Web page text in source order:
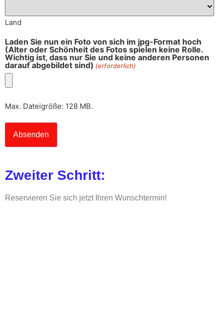
Land
Laden Sie nun ein Foto von sich im jpg-Format hoch
(Alter oder Schönheit des Fotos spielen keine Rolle.
Wichtig ist, dass nur Sie und keine anderen Personen
darauf abgebildet sind) (erforderlich)
Max. Dateigröße: 128 MB.
Zweiter Schritt:
Reservieren Sie sich jetzt Ihren Wunschtermin!